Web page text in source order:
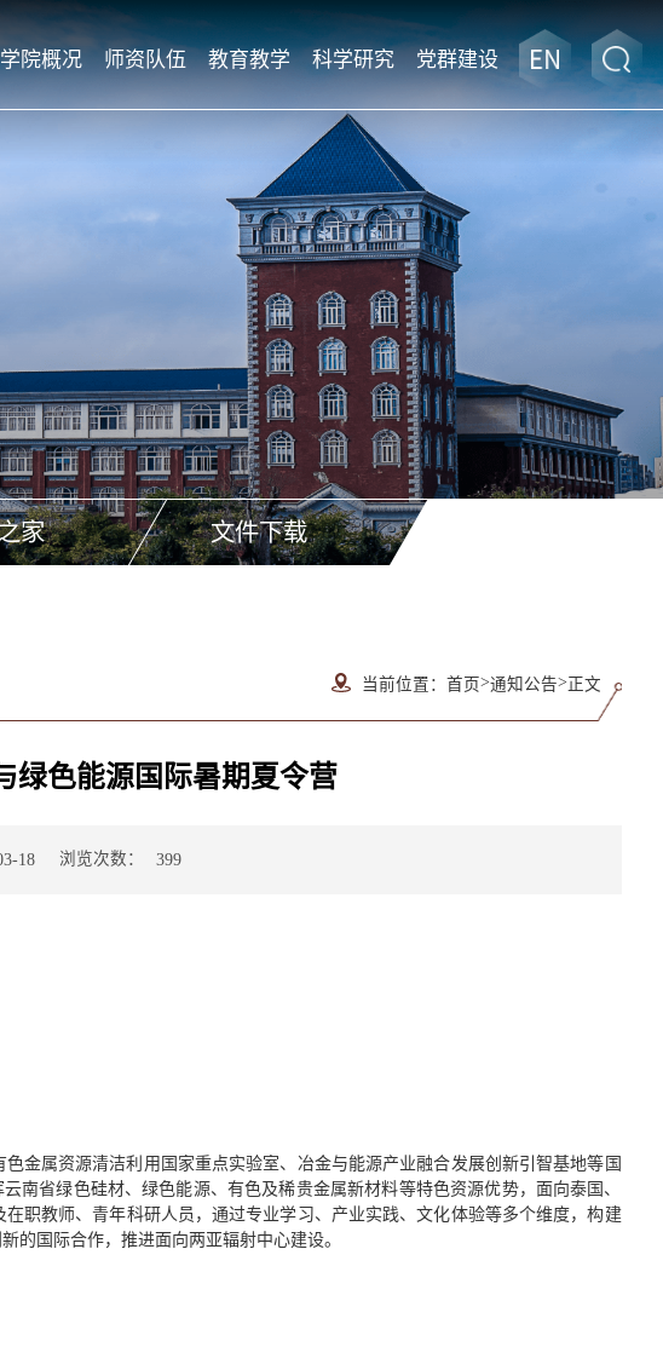
学院概况 师资队伍 教育教学 科学研究 党群建设
家 文件下载
当前位置： 首页>通知公告> 正文
绿色能源国际暑期夏令营
18 浏览次数： 399
金属资源清洁利用国家重点实验室、冶金与能源产业融合发展创新引智基地等国
南省绿色硅材、绿色能源、有色及稀贵金属新材料等特色资源优势，面向泰国、
职教师、青年科研人员，通过专业学习、产业实践、文化体验等多个维度，构建
的国际合作，推进面向两亚辐射中心建设。